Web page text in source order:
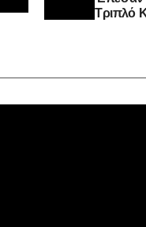
Τριπλό